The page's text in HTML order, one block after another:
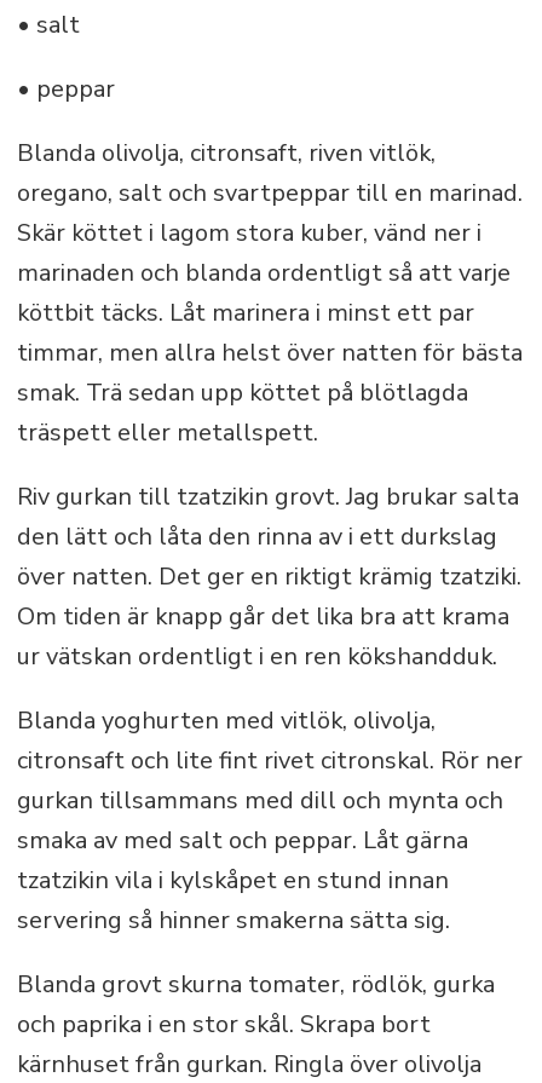
• salt
• peppar
Blanda olivolja, citronsaft, riven vitlök,
oregano, salt och svartpeppar till en marinad.
Skär köttet i lagom stora kuber, vänd ner i
marinaden och blanda ordentligt så att varje
köttbit täcks. Låt marinera i minst ett par
timmar, men allra helst över natten för bästa
smak. Trä sedan upp köttet på blötlagda
träspett eller metallspett.
Riv gurkan till tzatzikin grovt. Jag brukar salta
den lätt och låta den rinna av i ett durkslag
över natten. Det ger en riktigt krämig tzatziki.
Om tiden är knapp går det lika bra att krama
ur vätskan ordentligt i en ren kökshandduk.
Blanda yoghurten med vitlök, olivolja,
citronsaft och lite fint rivet citronskal. Rör ner
gurkan tillsammans med dill och mynta och
smaka av med salt och peppar. Låt gärna
tzatzikin vila i kylskåpet en stund innan
servering så hinner smakerna sätta sig.
Blanda grovt skurna tomater, rödlök, gurka
och paprika i en stor skål. Skrapa bort
kärnhuset från gurkan. Ringla över olivolja